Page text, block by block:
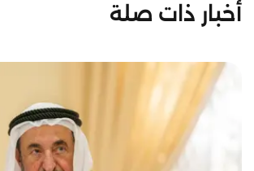
أخبار ذات صلة